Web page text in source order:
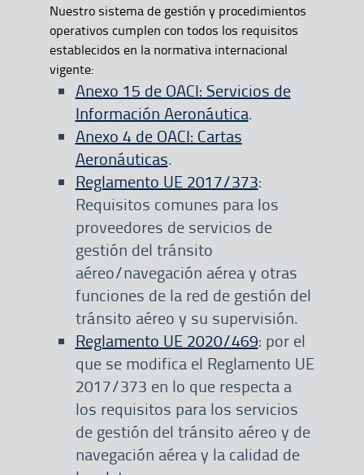
Nuestro sistema de gestión y procedimientos
operativos cumplen con todos los requisitos
establecidos en la normativa internacional
vigente:
Anexo 15 de OACI: Servicios de
Información Aeronáutica.
Anexo 4 de OACI: Cartas
Aeronáuticas.
Reglamento UE 2017/373:
Requisitos comunes para los
proveedores de servicios de
gestión del tránsito
aéreo/navegación aérea y otras
funciones de la red de gestión del
tránsito aéreo y su supervisión.
Reglamento UE 2020/469: por el
que se modifica el Reglamento UE
2017/373 en lo que respecta a
los requisitos para los servicios
de gestión del tránsito aéreo y de
navegación aérea y la calidad de